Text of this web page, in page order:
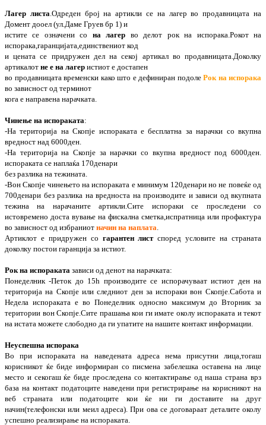
Лагер листа.Одреден број на артикли се на лагер во продавницата на
Домент дооел (ул.Даме Груев бр 1) и
истите се означени со на лагер во делот рок на испорака.Рокот на
испорака,гаранцијата,единствениот код
и цената се придружен дел на секој артикал во продавницата.Доколку
артикалот не е на лагер истиот е достапен
во продавницата временски како што е дефиниран подоле Рок на испорака
во зависност од терминот
кога е направена нарачката.
Чинење на испораката:
-На територија на Скопје испораката е бесплатна за нарачки со вкупна
вредност над 6000ден.
-На територија на Скопје за нарачки со вкупна вредност под 6000ден.
испораката се наплаќа 170денари
без разлика на тежината.
-Вон Скопје чинењето на испораката е минимум 120денари но не повеќе од
700денари без разлика на вредноста на производите и зависи од вкупната
тежина на нарачаните артикли.Сите испораки се проследени со
истовремено доста вување на фискална сметка,испратница или профактура
во зависност од избраниот начин на наплата.
Артиклот е придружен со гарантен листспоред условите на страната
доколку постои гаранција за истиот.
Рок на испораката зависи од денот на нарачката:
Понеделник -Петок до 15h производите се испорачуваат истиот ден на
територија на Скопје или следниот ден за испораки вон Скопје.Сабота и
Недела испораката е во Понеделник односно максимум до Вторник за
територии вон Скопје.Сите прашања кои ги имате околу испораката и текот
на истата можете слободно да ги упатите на нашите контакт информации.
Неуспешна испорака
Во при испораката на наведената адреса нема присутни лица,тогаш
корисникот ќе биде информиран со писмена забелешка оставена на лице
место и секогаш ќе биде проследена со контактирање од наша страна врз
база на контакт податоците наведени при регистрирање на корисникот на
веб страната или податоците кои ќе ни ги доставите на друг
начин(телефонски или меил адреса). При ова се договараат деталите околу
успешно реализирање на испораката.